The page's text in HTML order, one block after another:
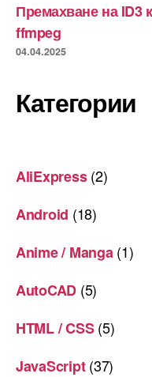
Премахване на ID3
ffmpeg
04.04.2025
Категории
AliExpress(2)
Android (18)
Anime / Manga (1)
AutoCAD (5)
HTML / CSS(5)
JavaScript(37)